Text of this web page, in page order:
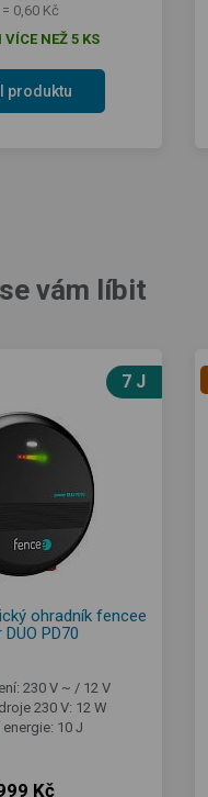
0,60 Kč
VÍCE NEŽ 5 KS
produktu
vám líbit
7 J
ohradník fencee
PD70
230 V ~ / 12 V
230 V: 12 W
10 J
Kč